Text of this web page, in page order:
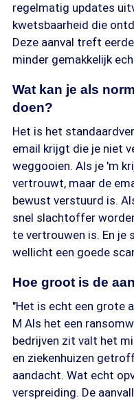
regelmatig updates
kwetsbaarheid die
Deze aanval treft
minder gemakkelijk
Wat kan je als
doen?
Het is het
email krijgt die je niet
weggooien. Als je 'm
vertrouwt, maar de
bewust verstuurd is.
snel slachtoffer
te vertrouwen is. En je
wellicht een goede
Hoe groot is de
"Het is echt een grote
M Als het een
bedrijven zit valt het
en ziekenhuizen
aandacht. Wat echt
verspreiding. De